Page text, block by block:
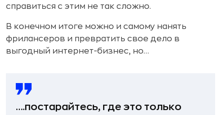
справиться с этим не так сложно.
В конечном итоге можно и самому нанять
фрилансеров и превратить свое дело в
выгодный интернет-бизнес, но…
….постарайтесь, где это только